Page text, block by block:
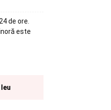
de ore.
este
leu